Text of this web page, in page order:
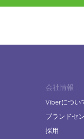
会社情報
Viberについ
ブランドセ
採用